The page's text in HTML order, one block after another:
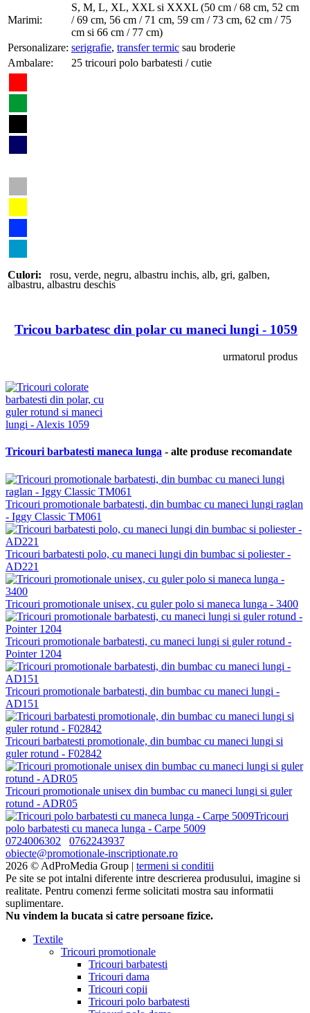
Marimi:
S, M, L, XL, XXL si XXXL (50 cm / 68 cm, 52 cm
/ 69 cm, 56 cm / 71 cm, 59 cm / 73 cm, 62 cm / 75
cm si 66 cm / 77 cm)
Personalizare: serigrafie, transfer termic sau broderie
Ambalare:
25 tricouri polo barbatesti / cutie
Culori: rosu, verde, negru, albastru inchis, alb, gri, galben,
albastru, albastru deschis
Tricou barbatesc din polar cu maneci lungi - 1059
urmatorul produs
Tricouri barbatesti maneca lunga - alte produse recomandate
Tricouri promotionale barbatesti, din bumbac cu maneci lungi raglan
- Iggy Classic TM061
Tricouri barbatesti polo, cu maneci lungi din bumbac si poliester -
AD221
Tricouri promotionale unisex, cu guler polo si maneca lunga - 3400
Tricouri promotionale barbatesti, cu maneci lungi si guler rotund -
Pointer 1204
Tricouri promotionale barbatesti, din bumbac cu maneci lungi -
AD151
Tricouri barbatesti promotionale, din bumbac cu maneci lungi si
guler rotund - F02842
Tricouri promotionale unisex din bumbac cu maneci lungi si guler
rotund - ADR05
Tricouri
polo barbatesti cu maneca lunga - Carpe 5009
0724006302
0762243937
obiecte@promotionale-inscriptionate.ro
2026 © AdProMedia Group | termeni si conditii
Pe site se pot intalni diferente intre descrierea produsului, imagine si
realitate. Pentru comenzi ferme solicitati mostra sau informatii
suplimentare.
Nu vindem la bucata si catre persoane fizice.
Textile
Tricouri promotionale
Tricouri barbatesti
Tricouri dama
Tricouri copii
Tricouri polo barbatesti